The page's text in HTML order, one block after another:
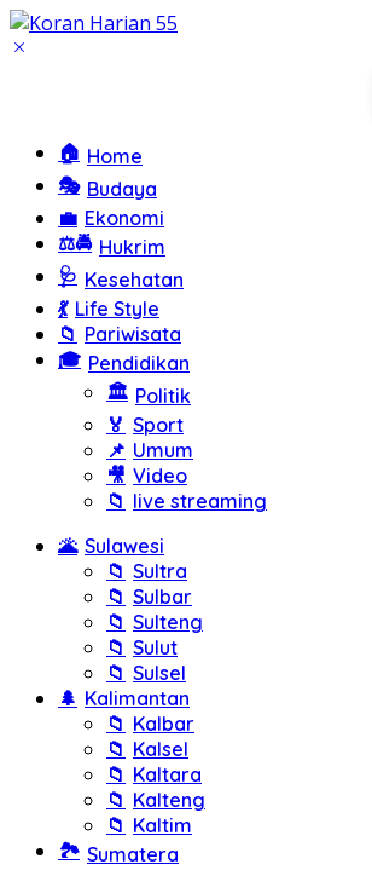
Langsung
ke
🏠 Home
🎭 Budaya
💼 Ekonomi
⚖️🚔 Hukrim
🩺 Kesehatan
💃 Life Style
📁 Pariwisata
🎓 Pendidikan
🏛️ Politik
🏅 Sport
📌 Umum
🎥 Video
📁 live streaming
🌋 Sulawesi
📁 Sultra
📁 Sulbar
📁 Sulteng
📁 Sulut
📁 Sulsel
🌲 Kalimantan
📁 Kalbar
📁 Kalsel
📁 Kaltara
📁 Kalteng
📁 Kaltim
🏞️ Sumatera